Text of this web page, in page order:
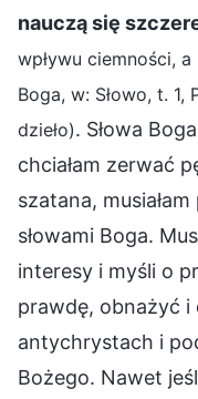
nauczą się
wpływu ciemności,
Boga, w: Słowo, t.
dzieło). Słowa
chciałam zerwać
szatana,
słowami Boga.
interesy i myśli o
prawdę, obnażyć i
antychrystach i
Bożego. Nawet